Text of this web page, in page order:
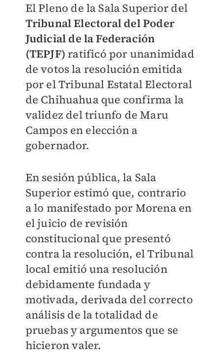
El Pleno de la Sala Superior del
Tribunal Electoral del Poder
Judicial de la Federación
(TEPJF) ratificó por unanimidad
de votos la resolución emitida
por el Tribunal Estatal Electoral
de Chihuahua que confirma la
validez del triunfo de Maru
Campos en elección a
gobernador.
En sesión pública, la Sala
Superior estimó que, contrario
a lo manifestado por Morena en
el juicio de revisión
constitucional que presentó
contra la resolución, el Tribunal
local emitió una resolución
debidamente fundada y
motivada, derivada del correcto
análisis de la totalidad de
pruebas y argumentos que se
hicieron valer.